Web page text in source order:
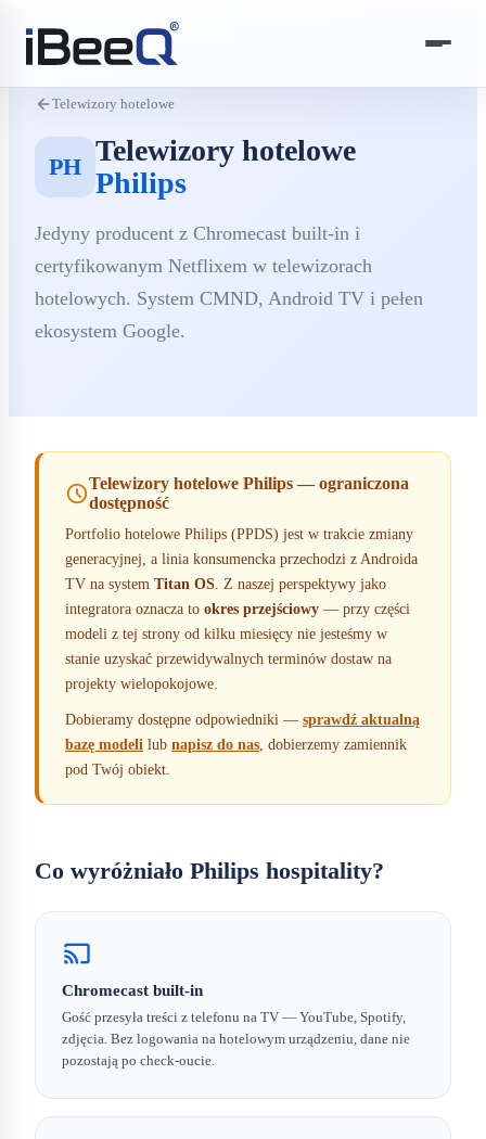
arrow_backTelewizory hotelowe
PH Telewizory hotelowe
Philips
Jedyny producent z Chromecast built-in i
certyfikowanym Netflixem w telewizorach
hotelowych. System CMND, Android TV i pełen
ekosystem Google.
scheduleTelewizory hotelowe Philips — ograniczona
dostępność
Portfolio hotelowe Philips (PPDS) jest w trakcie zmiany
generacyjnej, a linia konsumencka przechodzi z Androida
TV na system Titan OS. Z naszej perspektywy jako
integratora oznacza to okres przejściowy — przy części
modeli z tej strony od kilku miesięcy nie jesteśmy w
stanie uzyskać przewidywalnych terminów dostaw na
projekty wielopokojowe.
Dobieramy dostępne odpowiedniki — sprawdź aktualną
bazę modeli lub napisz do nas, dobierzemy zamiennik
pod Twój obiekt.
Co wyróżniało Philips hospitality?
cast
Chromecast built-in
Gość przesyła treści z telefonu na TV — YouTube, Spotify,
zdjęcia. Bez logowania na hotelowym urządzeniu, dane nie
pozostają po check-oucie.